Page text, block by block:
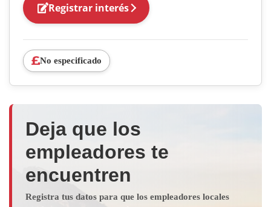
Registrar interés
No especificado
Deja que los
empleadores te
encuentren
Registra tus datos para que los empleadores locales